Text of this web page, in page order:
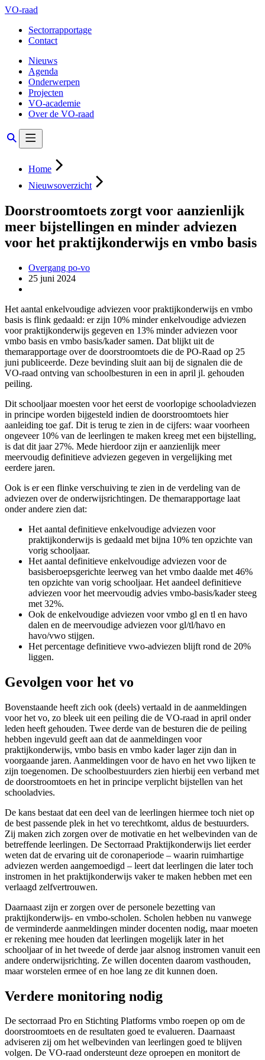
VO-raad
Sectorrapportage
Contact
Nieuws
Agenda
Onderwerpen
Projecten
VO-academie
Over de VO-raad
Home
Nieuwsoverzicht
Doorstroomtoets zorgt voor aanzienlijk
meer bijstellingen en minder adviezen
voor het praktijkonderwijs en vmbo basis
Overgang po-vo
25 juni 2024
Het aantal enkelvoudige adviezen voor praktijkonderwijs en vmbo
basis is flink gedaald: er zijn 10% minder enkelvoudige adviezen
voor praktijkonderwijs gegeven en 13% minder adviezen voor
vmbo basis en vmbo basis/kader samen. Dat blijkt uit de
themarapportage over de doorstroomtoets die de PO-Raad op 25
juni publiceerde. Deze bevinding sluit aan bij de signalen die de
VO-raad ontving van schoolbesturen in een in april jl. gehouden
peiling.
Dit schooljaar moesten voor het eerst de voorlopige schooladviezen
in principe worden bijgesteld indien de doorstroomtoets hier
aanleiding toe gaf. Dit is terug te zien in de cijfers: waar voorheen
ongeveer 10% van de leerlingen te maken kreeg met een bijstelling,
is dat dit jaar 27%. Mede hierdoor zijn er aanzienlijk meer
meervoudig definitieve adviezen gegeven in vergelijking met
eerdere jaren.
Ook is er een flinke verschuiving te zien in de verdeling van de
adviezen over de onderwijsrichtingen. De themarapportage laat
onder andere zien dat:
Het aantal definitieve enkelvoudige adviezen voor
praktijkonderwijs is gedaald met bijna 10% ten opzichte van
vorig schooljaar.
Het aantal definitieve enkelvoudige adviezen voor de
basisberoepsgerichte leerweg van het vmbo daalde met 46%
ten opzichte van vorig schooljaar. Het aandeel definitieve
adviezen voor het meervoudig advies vmbo-basis/kader steeg
met 32%.
Ook de enkelvoudige adviezen voor vmbo gl en tl en havo
dalen en de meervoudige adviezen voor gl/tl/havo en
havo/vwo stijgen.
Het percentage definitieve vwo-adviezen blijft rond de 20%
liggen.
Gevolgen voor het vo
Bovenstaande heeft zich ook (deels) vertaald in de aanmeldingen
voor het vo, zo bleek uit een peiling die de VO-raad in april onder
leden heeft gehouden. Twee derde van de besturen die de peiling
hebben ingevuld geeft aan dat de aanmeldingen voor
praktijkonderwijs, vmbo basis en vmbo kader lager zijn dan in
voorgaande jaren. Aanmeldingen voor de havo en het vwo lijken te
zijn toegenomen. De schoolbestuurders zien hierbij een verband met
de doorstroomtoets en het in principe verplicht bijstellen van het
schooladvies.
De kans bestaat dat een deel van de leerlingen hiermee toch niet op
de best passende plek in het vo terechtkomt, aldus de bestuurders.
Zij maken zich zorgen over de motivatie en het welbevinden van de
betreffende leerlingen. De Sectorraad Praktijkonderwijs liet eerder
weten dat de ervaring uit de coronaperiode – waarin ruimhartige
adviezen werden aangemoedigd – leert dat leerlingen die later toch
instromen in het praktijkonderwijs vaker te maken hebben met een
verlaagd zelfvertrouwen.
Daarnaast zijn er zorgen over de personele bezetting van
praktijkonderwijs- en vmbo-scholen. Scholen hebben nu vanwege
de verminderde aanmeldingen minder docenten nodig, maar moeten
er rekening mee houden dat leerlingen mogelijk later in het
schooljaar of in het tweede of derde jaar alsnog instromen vanuit een
andere onderwijsrichting. Ze willen docenten daarom vasthouden,
maar worstelen ermee of en hoe lang ze dit kunnen doen.
Verdere monitoring nodig
De sectorraad Pro en Stichting Platforms vmbo roepen op om de
doorstroomtoets en de resultaten goed te evalueren. Daarnaast
adviseren zij om het welbevinden van leerlingen goed te blijven
volgen. De VO-raad ondersteunt deze oproepen en monitort de